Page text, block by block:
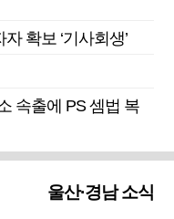
확보 ‘기사회생’
속출에 PS 셈법 복
울산·경남 소식